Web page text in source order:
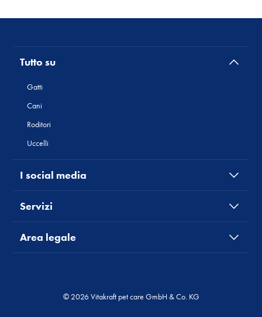
Tutto su
Gatti
Cani
Roditori
Uccelli
I social media
Servizi
Area legale
© 2026 Vitakraft pet care GmbH & Co. KG